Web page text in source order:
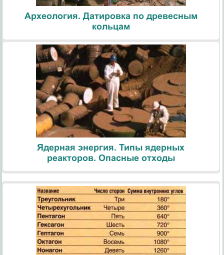
Археология. Датировка по древесным
кольцам
Ядерная энергия. Типы ядерных
реакторов. Опасные отходы